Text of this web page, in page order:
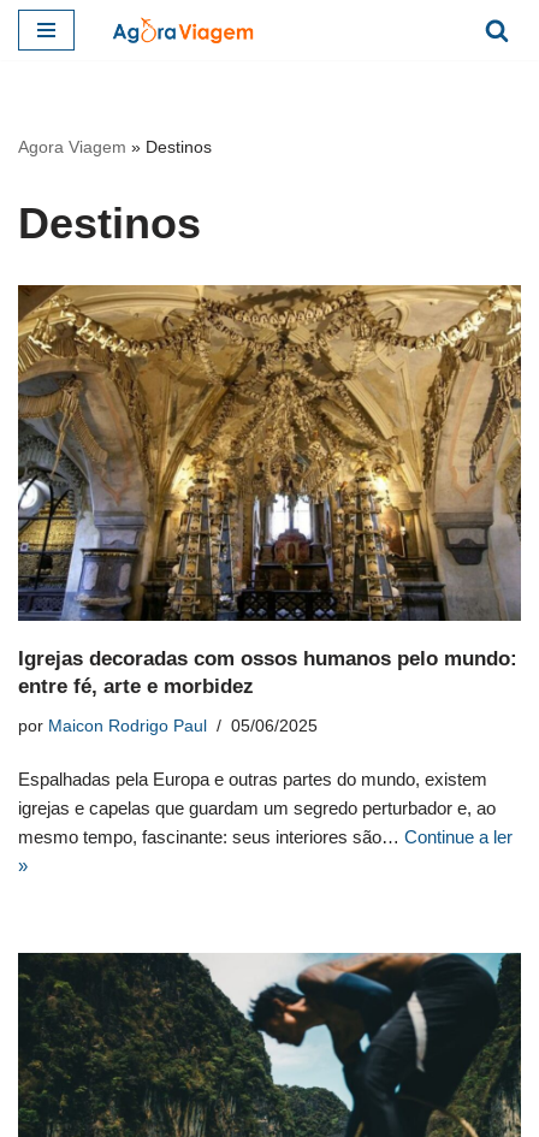
conteúdo
Agora Viagem » Destinos
Destinos
Igrejas decoradas com ossos humanos pelo mundo:
entre fé, arte e morbidez
por Maicon Rodrigo Paul 05/06/2025
Espalhadas pela Europa e outras partes do mundo, existem
igrejas e capelas que guardam um segredo perturbador e, ao
mesmo tempo, fascinante: seus interiores são… Continue a ler
»